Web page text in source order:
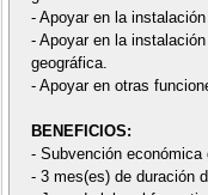
- Apoyar en la
- Apoyar en la
geográfica.
- Apoyar en otras
BENEFICIOS:
- Subvención
- 3 mes(es) de duración